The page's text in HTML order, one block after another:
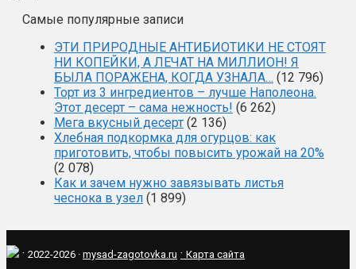
Самые популярные записи
ЭТИ ПРИРОДНЫЕ АНТИБИОТИКИ НЕ СТОЯТ
НИ КОПЕЙКИ, А ЛЕЧАТ НА МИЛЛИОН! Я
БЫЛА ПОРАЖЕНА, КОГДА УЗНАЛА… (12 796)
Торт из 3 ингредиентов – лучше Наполеона.
Этот десерт – сама нежность! (6 262)
Мега вкусный десерт (2 136)
Хлебная подкормка для огурцов: как
приготовить, чтобы повысить урожай на 20%
(2 078)
Как и зачем нужно завязывать листья
чеснока в узел (1 899)
· 2022-2026 · mysad-zagotovka.ru · Карта сайта